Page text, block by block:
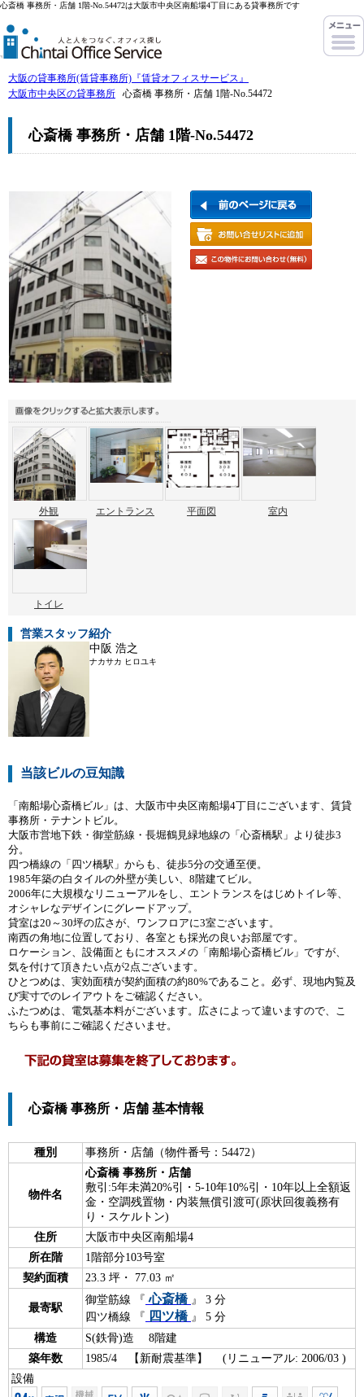
心斎橋 事務所・店舗 1階-No.54472は大阪市中央区南船場4丁目にある貸事務所です
大阪の貸事務所(賃貸事務所)『賃貸オフィスサービス』
大阪市中央区の貸事務所
心斎橋 事務所・店舗 1階-No.54472
心斎橋 事務所・店舗 1階-No.54472
外観 エントランス 平面図 室内
トイレ
営業スタッフ紹介
中阪 浩之
ナカサカ ヒロユキ
当該ビルの豆知識
「南船場心斎橋ビル」は、大阪市中央区南船場4丁目にございます、賃貸
事務所・テナントビル。
大阪市営地下鉄・御堂筋線・長堀鶴見緑地線の「心斎橋駅」より徒歩3
分。
四つ橋線の「四ツ橋駅」からも、徒歩5分の交通至便。
1985年築の白タイルの外壁が美しい、8階建てビル。
2006年に大規模なリニューアルをし、エントランスをはじめトイレ等、
オシャレなデザインにグレードアップ。
貸室は20～30坪の広さが、ワンフロアに3室ございます。
南西の角地に位置しており、各室とも採光の良いお部屋です。
ロケーション、設備面ともにオススメの「南船場心斎橋ビル」ですが、
気を付けて頂きたい点が2点ございます。
ひとつめは、実効面積が契約面積の約80%であること。必ず、現地内覧及
び実寸でのレイアウトをご確認ください。
ふたつめは、電気基本料がございます。広さによって違いますので、こ
ちらも事前にご確認くださいませ。
心斎橋 事務所・店舗 基本情報
種別 事務所・店舗（物件番号：54472）
物件名
心斎橋 事務所・店舗
敷引:5年未満20%引・5-10年10%引・10年以上全額返
金・空調残置物・内装無償引渡可(原状回復義務有
り・スケルトン)
住所
大阪市中央区南船場4
所在階
1階部分103号室
契約面積
23.3 坪・ 77.03 ㎡
最寄駅
御堂筋線 『 心斎橋 』 3 分
四ツ橋線 『 四ツ橋 』 5 分
構造
S(鉄骨)造 8階建
築年数
1985/4 【新耐震基準】 (リニューアル: 2006/03 )
設備